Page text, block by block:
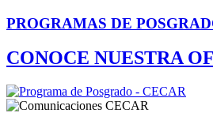
PROGRAMAS DE
CONOCE NUESTRA